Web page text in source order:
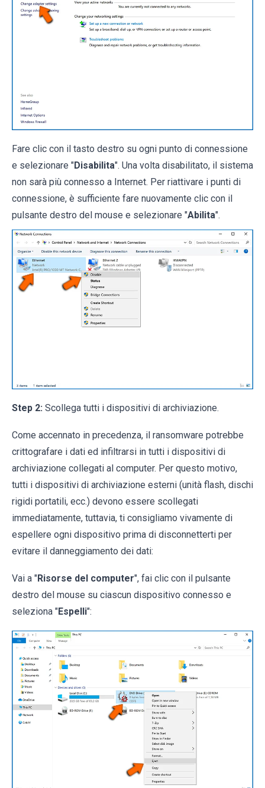
Fare clic con il tasto destro su ogni punto di connessione
e selezionare "Disabilita". Una volta disabilitato, il sistema
non sarà più connesso a Internet. Per riattivare i punti di
connessione, è sufficiente fare nuovamente clic con il
pulsante destro del mouse e selezionare "Abilita".
Step 2: Scollega tutti i dispositivi di archiviazione.
Come accennato in precedenza, il ransomware potrebbe
crittografare i dati ed infiltrarsi in tutti i dispositivi di
archiviazione collegati al computer. Per questo motivo,
tutti i dispositivi di archiviazione esterni (unità flash, dischi
rigidi portatili, ecc.) devono essere scollegati
immediatamente, tuttavia, ti consigliamo vivamente di
espellere ogni dispositivo prima di disconnetterti per
evitare il danneggiamento dei dati:
Vai a "Risorse del computer", fai clic con il pulsante
destro del mouse su ciascun dispositivo connesso e
seleziona "Espelli":